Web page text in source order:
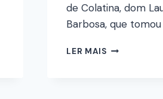
de Colatina, dom
Barbosa, que
LER MAIS